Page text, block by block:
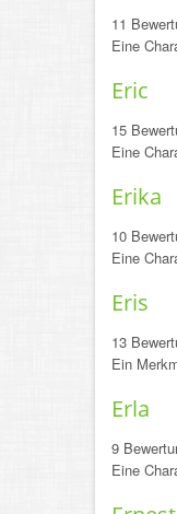
11
Eine
Eric
15
Eine
Erika
10
Eine
Eris
13
Ein
Erla
9
Eine